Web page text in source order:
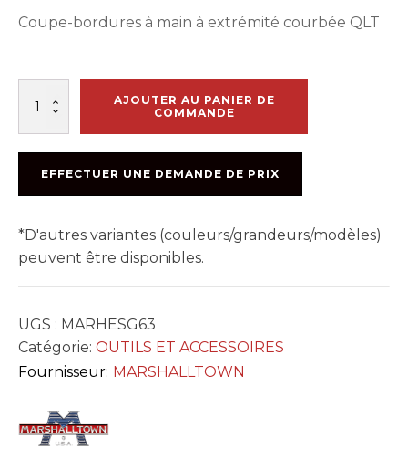
Coupe-bordures à main à extrémité courbée QLT
3po
11106
AJOUTER AU PANIER DE
COMMANDE
EFFECTUER UNE DEMANDE DE PRIX
*D'autres variantes (couleurs/grandeurs/modèles)
peuvent être disponibles.
UGS : MARHESG63
Catégorie: OUTILS ET ACCESSOIRES
Fournisseur: MARSHALLTOWN